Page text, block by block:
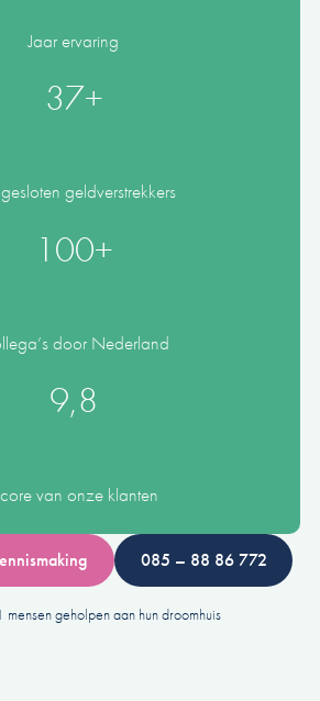
Jaar ervaring
37+
geldverstrekkers
100+
door Nederland
9,8
van onze klanten
085 – 88 86 772
geholpen aan hun droomhuis